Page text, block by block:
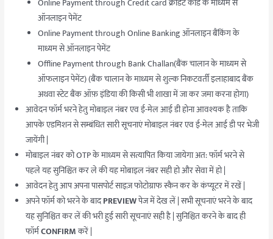
Online Payment through Credit card क्रेडिट कार्ड के माध्यम से
ऑनलाइन पेमेंट
Online Payment through Online Banking ऑनलाइन बैंकिंग के
माध्यम से ऑनलाइन पेमेंट
Offline Payment through Bank Challan(बैंक चालान के माध्यम से
ऑफलाइन पेमेंट) (बैंक चालान के माध्यम से शुल्क निकटवर्ती इलाहाबाद बैंक
अथवा स्टेट बैंक ऑफ़ इंडिया की किसी भी शाखा में जा कर जमा करना होगा)
आवेदन फॉर्म भरने हेतु मोबाइल नंबर एव ई-मेल आई डी होना आवश्यक है ताकि
आपके एडमिशन से सम्बंधित सारी सूचनाएं मोबाइल नंबर एव ई-मेल आई डी पर भेजी
जायेंगी |
मोबाइल नंबर को OTP के माध्यम से सत्यापित किया जायेगा अत: फॉर्म भरने से
पहले यह सुनिश्चित कर ले की यह मोबाइल नंबर सही हो और सेवा में हो |
आवेदन हेतु आप अपना पासपोर्ट साइज़ फोटोग्राफ स्कैन कर के कंप्यूटर में रखें |
अपने फॉर्म को भरने के बादPREVIEWपेज में देख लें | सभी सूचनाएं भरने के बाद
यह सुनिश्चित कर लें की भरी हुई सारी सूचनाएं सही है | सुनिश्चित करने के बाद ही
फॉर्मCONFIRMकरें |